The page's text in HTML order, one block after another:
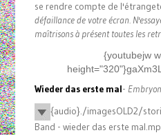
se rendre compte de
défaillance de votre écran.
maîtrisons à présent toutes les
{youtubejw
Wieder das erste mal-
{audio}./imagesOLD2/
Band - wieder das erste